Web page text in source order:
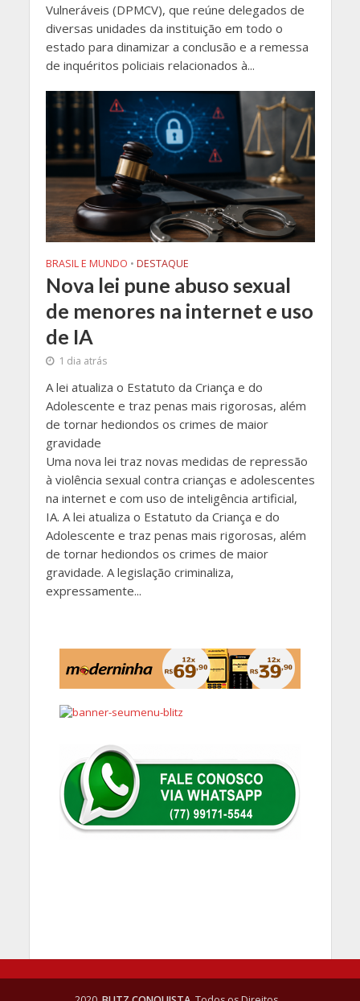
Vulneráveis (DPMCV), que reúne delegados de
diversas unidades da instituição em todo o
estado para dinamizar a conclusão e a remessa
de inquéritos policiais relacionados à...
BRASIL E MUNDO • DESTAQUE
Nova lei pune abuso sexual
de menores na internet e uso
de IA
1 dia atrás
A lei atualiza o Estatuto da Criança e do
Adolescente e traz penas mais rigorosas, além
de tornar hediondos os crimes de maior
gravidade
Uma nova lei traz novas medidas de repressão
à violência sexual contra crianças e adolescentes
na internet e com uso de inteligência artificial,
IA. A lei atualiza o Estatuto da Criança e do
Adolescente e traz penas mais rigorosas, além
de tornar hediondos os crimes de maior
gravidade. A legislação criminaliza,
expressamente...